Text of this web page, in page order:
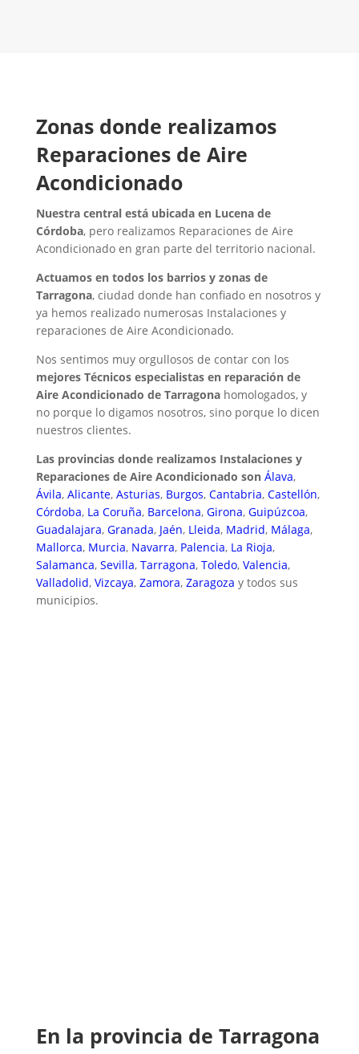
Zonas donde realizamos
Reparaciones de Aire
Acondicionado
Nuestra central está ubicada en Lucena de
Córdoba, pero realizamos Reparaciones de Aire
Acondicionado en gran parte del territorio nacional.
Actuamos en todos los barrios y zonas de
Tarragona, ciudad donde han confiado en nosotros y
ya hemos realizado numerosas Instalaciones y
reparaciones de Aire Acondicionado.
Nos sentimos muy orgullosos de contar con los
mejores Técnicos especialistas en reparación de
Aire Acondicionado de Tarragonahomologados, y
no porque lo digamos nosotros, sino porque lo dicen
nuestros clientes.
Las provincias donde realizamos Instalaciones y
Reparaciones de Aire Acondicionado son Álava,
Ávila, Alicante, Asturias, Burgos, Cantabria, Castellón,
Córdoba, La Coruña, Barcelona, Girona, Guipúzcoa,
Guadalajara, Granada, Jaén, Lleida, Madrid, Málaga,
Mallorca, Murcia, Navarra, Palencia, La Rioja,
Salamanca, Sevilla, Tarragona, Toledo, Valencia,
Valladolid, Vizcaya, Zamora, Zaragoza y todos sus
municipios.
En la provincia de Tarragona